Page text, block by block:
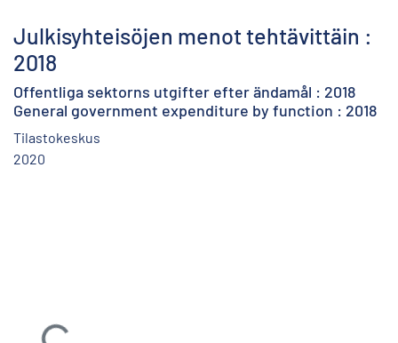
Julkisyhteisöjen menot tehtävittäin :
2018
Offentliga sektorns utgifter efter ändamål : 2018
General government expenditure by function : 2018
Tilastokeskus
2020